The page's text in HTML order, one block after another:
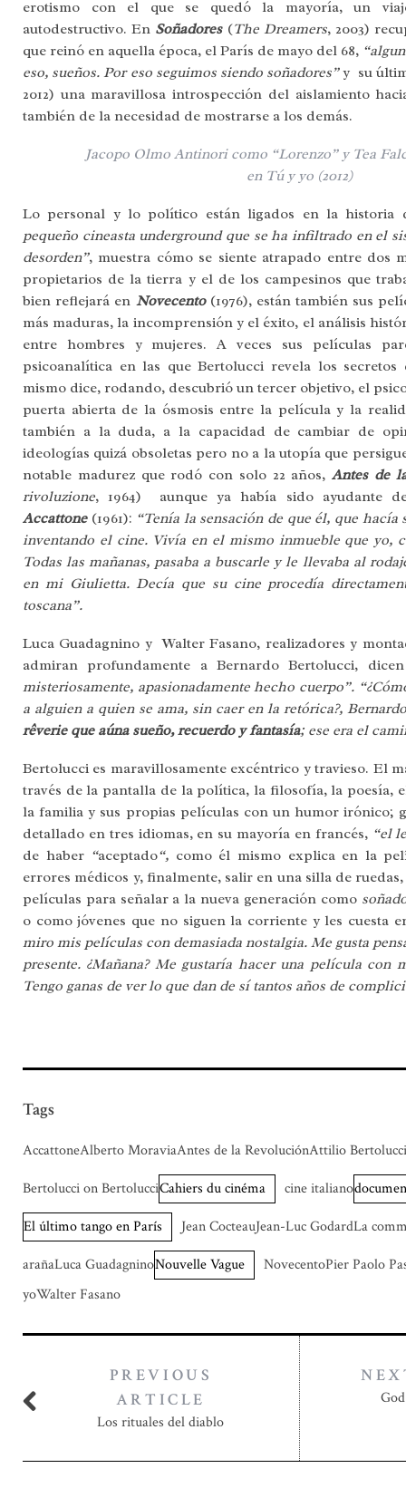
erotismo con el que se quedó la mayoría, un
autodestructivo. En Soñadores(The Dreamers, 2003)
que reinó en aquella época, el París de mayo del 68,
eso, sueños. Por eso seguimos siendo soñadores” y su
2012) una maravillosa introspección del aislamiento
también de la necesidad de mostrarse a los demás.
Jacopo Olmo Antinori como “Lorenzo” y Tea
en Tú y yo (2012)
Lo personal y lo político están ligados en la historia
pequeño cineasta underground que se ha infiltrado en el
desorden”, muestra cómo se siente atrapado entre dos
propietarios de la tierra y el de los campesinos que
bien reflejará en Novecento (1976), están también sus
más maduras, la incomprensión y el éxito, el análisis
entre hombres y mujeres. A veces sus películas
psicoanalítica en las que Bertolucci revela los
mismo dice, rodando, descubrió un tercer objetivo, el
puerta abierta de la ósmosis entre la película y la
también a la duda, a la capacidad de cambiar de
ideologías quizá obsoletas pero no a la utopía que
notable madurez que rodó con solo 22 años,Antes de
rivoluzione, 1964) aunque ya había sido ayudante
Accattone(1961): “Tenía la sensación de que él, que
inventando el cine. Vivía en el mismo inmueble que yo,
Todas las mañanas, pasaba a buscarle y le llevaba al
en mi Giulietta. Decía que su cine procedía
toscana”.
Luca Guadagnino y Walter Fasano, realizadores y
admiran profundamente a Bernardo Bertolucci,
misteriosamente, apasionadamente hecho cuerpo”.
a alguien a quien se ama, sin caer en la retórica?,
rêverie que aúna sueño, recuerdo y fantasía; ese era el
Bertolucci es maravillosamente excéntrico y travieso. El
través de la pantalla de la política, la filosofía, la poesía,
la familia y sus propias películas con un humor irónico;
detallado en tres idiomas, en su mayoría en francés, “el
de haber “aceptado“, como él mismo explica en la
errores médicos y, finalmente, salir en una silla de
películas para señalar a la nueva generación como
o como jóvenes que no siguen la corriente y les cuesta
miro mis películas con demasiada nostalgia. Me gusta
presente. ¿Mañana? Me gustaría hacer una película con
Tengo ganas de ver lo que dan de sí tantos años de
Tags
AccattoneAlberto MoraviaAntes de la RevoluciónAttilio Bertolucci
Bertolucci on BertolucciCahiers du cinéma cine italiano
El último tango en París
Jean CocteauJean-Luc GodardLa
arañaLuca GuadagninoNouvelle Vague
NovecentoPier Paolo
yoWalter Fasano
PREVIOUS
ARTICLE
Los rituales del diablo